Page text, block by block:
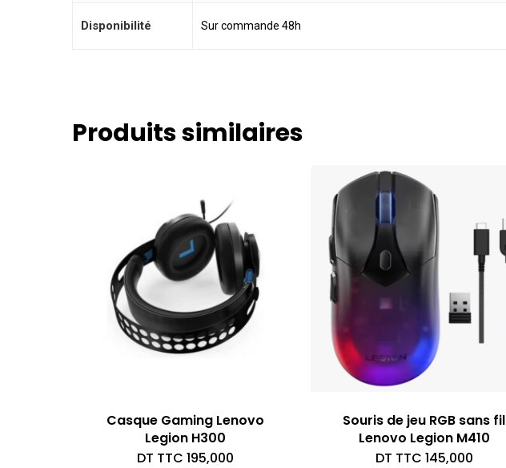
Disponibilité Sur commande 48h
Produits similaires
Casque Gaming Lenovo
Legion H300
DT TTC 195,000
Souris de jeu RGB sans fil
Lenovo Legion M410
DT TTC 145,000